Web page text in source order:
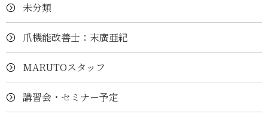
未分類
爪機能改善士：末廣亜紀
MARUTOスタッフ
講習会・セミナー予定